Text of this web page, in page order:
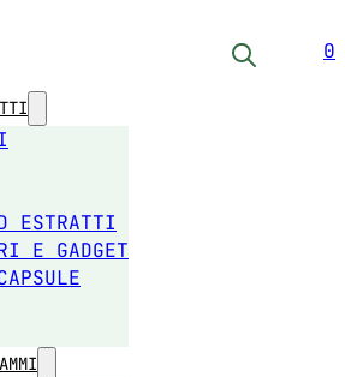
ESTRATTI
E GADGET
0